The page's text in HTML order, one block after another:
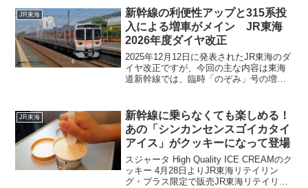
中国・香港からのインバウンド需要が減
少しているとの指摘のある中で何とか観
光需要を確保しようとするためだと思わ
れます。
JR東海
新幹線の利便性アップと315系投
入による増車がメイン JR東海
2026年度ダイヤ改正
2025年12月12日に発表されたJR東海のダ
イヤ改正ですが、今回の主な内容は東海
道新幹線では、臨時「のぞみ」号の増発
315系が関西本線および武豊線に投入され
2両編成の列車が4両編成に増車されま
す。
JR東海
新幹線に乗らなくても楽しめる！
あの「シンカンセンスゴイカタイ
アイス」がクッキーになって登場
スジャータ High Quality ICE CREAMのク
ッキー 4月28日よりJR東海リテイリン
グ・プラス限定で販売JR東海リテイリン